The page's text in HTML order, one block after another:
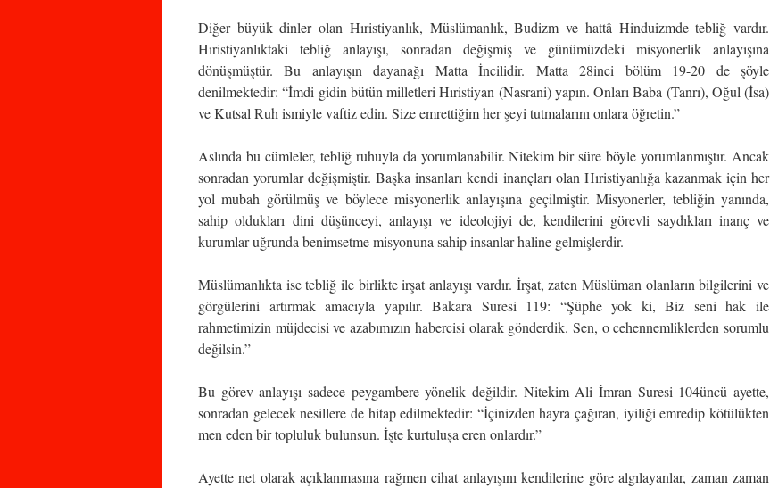
Diğer büyük dinler olan Hıristiyanlık, Müslümanlık, Budizm ve hattâ Hinduizmde tebliğ vardır.
Hıristiyanlıktaki tebliğ anlayışı, sonradan değişmiş ve günümüzdeki misyonerlik anlayışına
dönüşmüştür. Bu anlayışın dayanağı Matta İncilidir. Matta 28inci bölüm 19-20 de şöyle
denilmektedir: “İmdi gidin bütün milletleri Hıristiyan (Nasrani) yapın. Onları Baba (Tanrı), Oğul (İsa)
ve Kutsal Ruh ismiyle vaftiz edin. Size emrettiğim her şeyi tutmalarını onlara öğretin.”
Aslında bu cümleler, tebliğ ruhuyla da yorumlanabilir. Nitekim bir süre böyle yorumlanmıştır. Ancak
sonradan yorumlar değişmiştir. Başka insanları kendi inançları olan Hıristiyanlığa kazanmak için her
yol mubah görülmüş ve böylece misyonerlik anlayışına geçilmiştir. Misyonerler, tebliğin yanında,
sahip oldukları dini düşünceyi, anlayışı ve ideolojiyi de, kendilerini görevli saydıkları inanç ve
kurumlar uğrunda benimsetme misyonuna sahip insanlar haline gelmişlerdir.
Müslümanlıkta ise tebliğ ile birlikte irşat anlayışı vardır. İrşat, zaten Müslüman olanların bilgilerini ve
görgülerini artırmak amacıyla yapılır. Bakara Suresi 119: “Şüphe yok ki, Biz seni hak ile
rahmetimizin müjdecisi ve azabımızın habercisi olarak gönderdik. Sen, o cehennemliklerden sorumlu
değilsin.”
Bu görev anlayışı sadece peygambere yönelik değildir. Nitekim Ali İmran Suresi 104üncü ayette,
sonradan gelecek nesillere de hitap edilmektedir: “İçinizden hayra çağıran, iyiliği emredip kötülükten
men eden bir topluluk bulunsun. İşte kurtuluşa eren onlardır.”
Ayette net olarak açıklanmasına rağmen cihat anlayışını kendilerine göre algılayanlar, zaman zaman